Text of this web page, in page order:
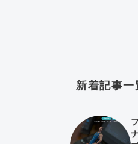
新着記事一